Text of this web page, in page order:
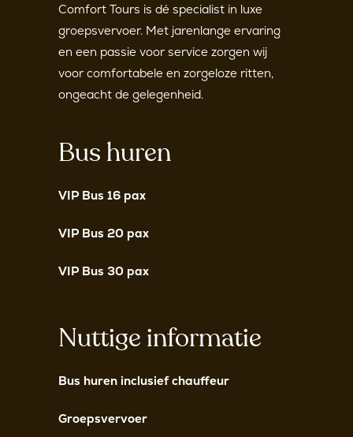
Comfort Tours is dé specialist in luxe
groepsvervoer. Met jarenlange ervaring
en een passie voor service zorgen wij
voor comfortabele en zorgeloze ritten,
ongeacht de gelegenheid.
Bus huren
VIP Bus 16 pax
VIP Bus 20 pax
VIP Bus 30 pax
Nuttige informatie
Bus huren inclusief chauffeur
Groepsvervoer